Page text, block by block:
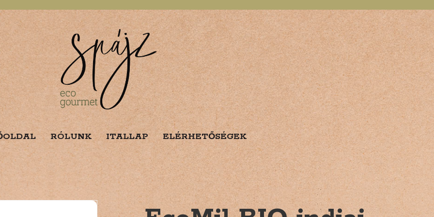
RÓLUNK ITALLAP ELÉRHETŐSÉGEK